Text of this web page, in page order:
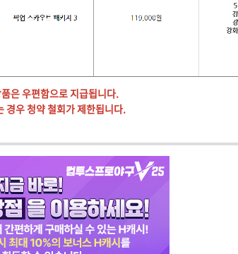
은 우편함으로 지급됩니다.
우 청약 철회가 제한됩니다.